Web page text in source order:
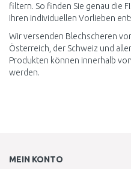
filtern. So finden Sie genau die
Ihren individuellen Vorlieben
Wir versenden Blechscheren von
Österreich, der Schweiz und
Produkten können innerhalb
werden.
MEIN KONTO